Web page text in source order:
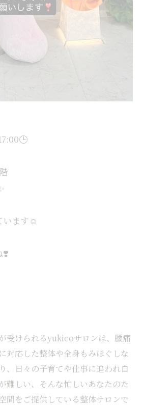
います☺️
❣️
受けられるyukicoサロンは、腰痛
対応した整体や全身もみほぐしな
、日々の子育てや仕事に追われ自
難しい、そんな忙しいあなたのた
間をご提供している整体サロンで